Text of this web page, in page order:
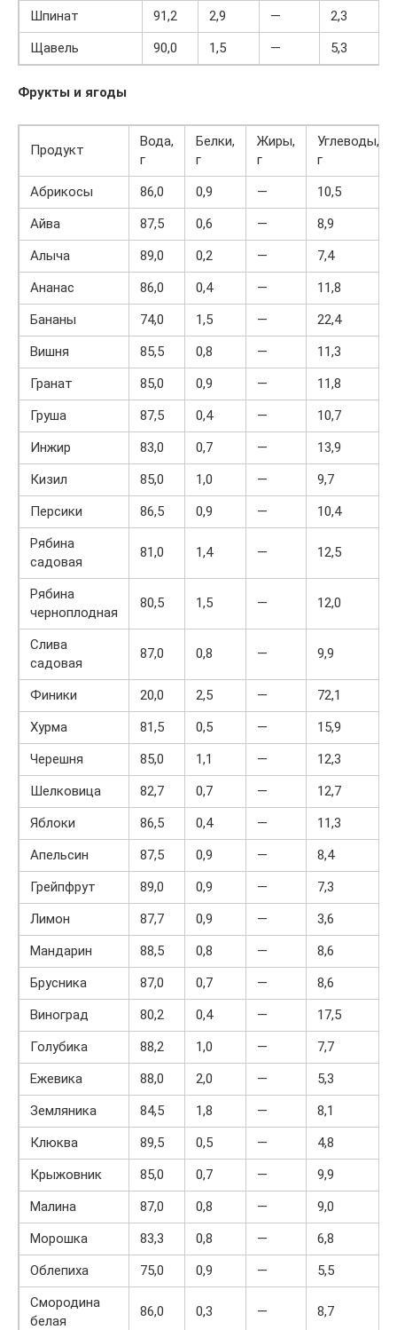
Шпинат 91,2 2,9 —
2,3
Щавель
90,0 1,5 — 5,3
Фрукты и ягоды
Продукт
Вода,
г
Белки,
г
Жиры,
г
Углеводы,
г
Абрикосы
86,0 0,9 —
10,5
Айва
87,5 0,6 —
8,9
Алыча
89,0 0,2 —
7,4
Ананас
86,0 0,4 —
11,8
Бананы
74,0 1,5 —
22,4
Вишня
85,5 0,8 —
11,3
Гранат
85,0 0,9 —
11,8
Груша
87,5 0,4 —
10,7
Инжир
83,0 0,7 —
13,9
Кизил
85,0 1,0 —
9,7
Персики
86,5 0,9 —
10,4
Рябина
садовая
81,0 1,4 — 12,5
Рябина
черноплодная
80,5 1,5 — 12,0
Слива
садовая
87,0 0,8 — 9,9
Финики 20,0 2,5 —
72,1
Хурма
81,5 0,5 —
15,9
Черешня
85,0 1,1 —
12,3
Шелковица
82,7 0,7 —
12,7
Яблоки
86,5 0,4 —
11,3
Апельсин
87,5 0,9 —
8,4
Грейпфрут
89,0 0,9 —
7,3
Лимон
87,7 0,9 —
3,6
Мандарин
88,5 0,8 —
8,6
Брусника
87,0 0,7 —
8,6
Виноград
80,2 0,4 —
17,5
Голубика
88,2 1,0 —
7,7
Ежевика
88,0 2,0 —
5,3
Земляника
84,5 1,8 —
8,1
Клюква
89,5 0,5 —
4,8
Крыжовник
85,0 0,7 —
9,9
Малина
87,0 0,8 —
9,0
Морошка
83,3 0,8 —
6,8
Облепиха
75,0 0,9 —
5,5
Смородина
белая
86,0 0,3 — 8,7